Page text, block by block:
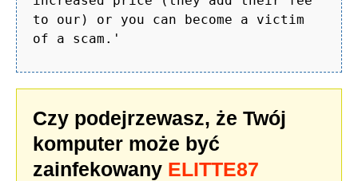
to our) or you can become a victim
of a scam.'
Czy podejrzewasz, że Twój
komputer może być
zainfekowany ELITTE87